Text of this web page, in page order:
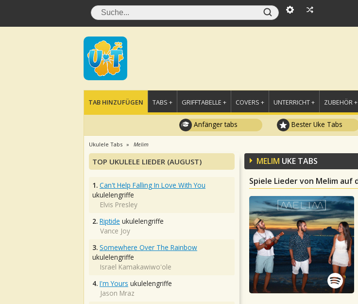
TAB HINZUFÜGEN TABS + GRIFFTABELLE + COVERS + UNTERRICHT + ZUBEHÖR +
Anfänger tabs Bester Uke Tabs
Ukulele Tabs Melim
MELIM UKE TABS
Spiele Lieder von Melim auf
TOP UKULELE LIEDER (AUGUST)
1. Can't Help Falling In Love With You
ukulelengriffe
Elvis Presley
2. Riptide ukulelengriffe
Vance Joy
3. Somewhere Over The Rainbow
ukulelengriffe
Israel Kamakawiwo'ole
4. I'm Yours ukulelengriffe
Jason Mraz